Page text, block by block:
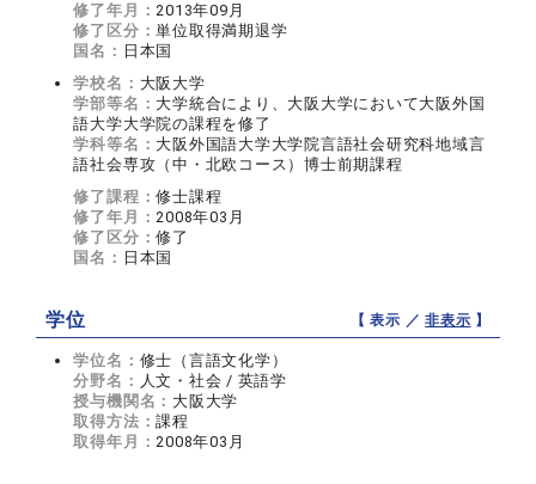
修了年月：2013年09月
修了区分：単位取得満期退学
国名： 日本国
学校名： 大阪大学
学部等名： 大学統合により、大阪大学において大阪外国
語大学大学院の課程を修了
学科等名： 大阪外国語大学大学院言語社会研究科地域言
語社会専攻（中・北欧コース）博士前期課程
修了課程：修士課程
修了年月：2008年03月
修了区分：修了
国名： 日本国
学位 【 表示 ／非表示 】
学位名： 修士（言語文化学）
分野名： 人文・社会 / 英語学
授与機関名： 大阪大学
取得方法：課程
取得年月：2008年03月